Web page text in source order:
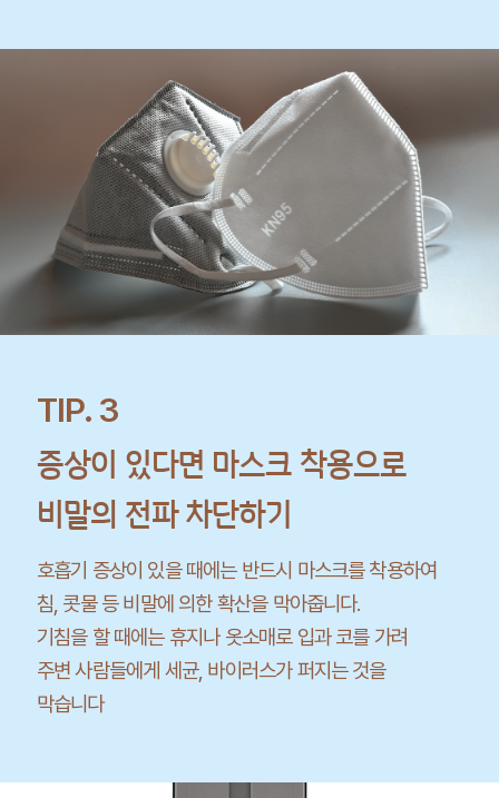
TIP. 3
증상이 있다면 마스크 착용으로
비말의 전파 차단하기
호흡기 증상이 있을 때에는 반드시 마스크를 착용하여
침, 콧물 등 비말에 의한 확산을 막아줍니다.
기침을 할 때에는 휴지나 옷소매로 입과 코를 가려
주변 사람들에게 세균, 바이러스가 퍼지는 것을
막습니다